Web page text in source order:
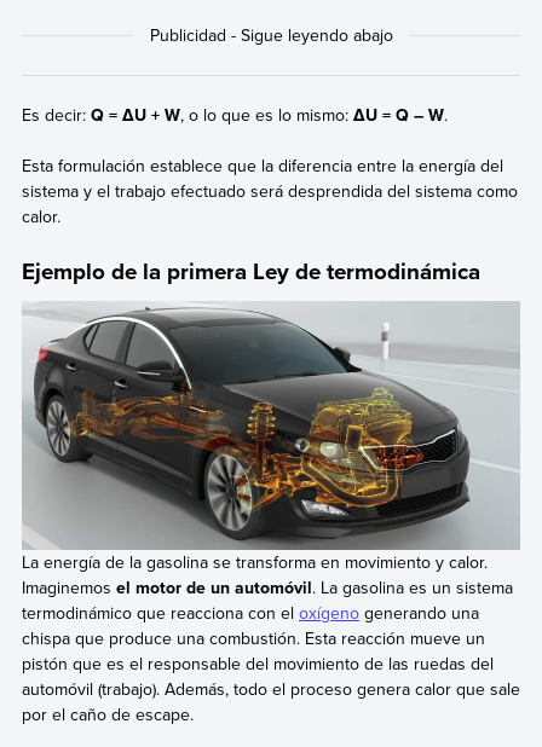
Es decir: Q = ΔU + W, o lo que es lo mismo:ΔU = Q – W.
Esta formulación establece que la diferencia entre la energía del
sistema y el trabajo efectuado será desprendida del sistema como
calor.
Ejemplo de la primera Ley de termodinámica
La energía de la gasolina se transforma en movimiento y calor.
Imaginemos el motor de un automóvil. La gasolina es un sistema
termodinámico que reacciona con el oxígenogenerando una
chispa que produce una combustión. Esta reacción mueve un
pistón que es el responsable del movimiento de las ruedas del
automóvil (trabajo). Además, todo el proceso genera calor que sale
por el caño de escape.